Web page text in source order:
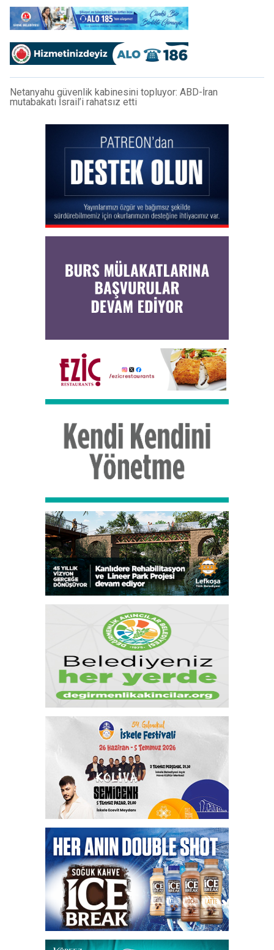
Netanyahu güvenlik kabinesini topluyor: ABD-İran
mutabakatı İsrail’i rahatsız etti